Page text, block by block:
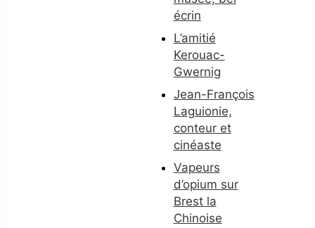
écrin
L’amitié
Kerouac-
Gwernig
Jean-François
Laguionie,
conteur et
cinéaste
Vapeurs
d’opium sur
Brest la
Chinoise